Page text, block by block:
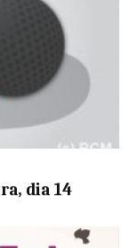
dia 14